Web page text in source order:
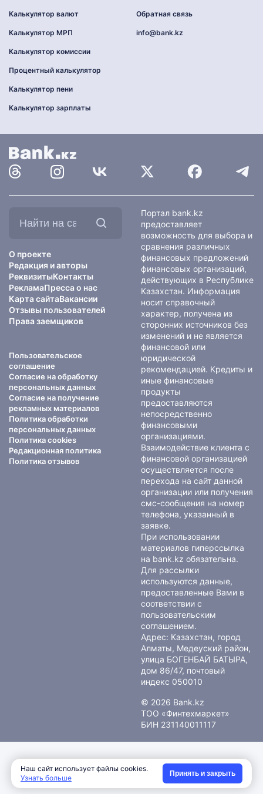
Калькулятор валют
Калькулятор МРП
Калькулятор комиссии
Процентный калькулятор
Калькулятор пени
Калькулятор зарплаты
Обратная связь
info@bank.kz
О проекте
Редакция и авторы
РеквизитыКонтакты
РекламаПресса о нас
Карта сайтаВакансии
Отзывы пользователей
Права заемщиков
Пользовательское
соглашение
Согласие на обработку
персональных данных
Согласие на получение
рекламных материалов
Политика обработки
персональных данных
Политика cookies
Редакционная политика
Политика отзывов
Портал bank.kz
предоставляет
возможность для выбора и
сравнения различных
финансовых предложений
финансовых организаций,
действующих в Республике
Казахстан. Информация
носит справочный
характер, получена из
сторонних источников без
изменений и не является
финансовой или
юридической
рекомендацией. Кредиты и
иные финансовые
продукты
предоставляются
непосредственно
финансовыми
организациями.
Взаимодействие клиента с
финансовой организацией
осуществляется после
перехода на сайт данной
организации или получения
смс-сообщения на номер
телефона, указанный в
заявке.
При использовании
материалов гиперссылка
на bank.kz обязательна.
Для рассылки
используются данные,
предоставленные Вами в
соответствии с
пользовательским
соглашением.
Адрес: Казахстан, город
Алматы, Медеуский район,
улица БОГЕНБАЙ БАТЫРА,
дом 86/47, почтовый
индекс 050010
© 2026 Bank.kz
ТОО «Финтехмаркет»
БИН 231140011117
Наш сайт использует файлы cookies.
Узнать больше
Принять и закрыть